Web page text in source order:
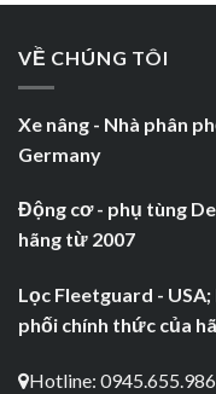
VỀ CHÚNG TÔI
Xe nâng - Nhà phân
Germany
Động cơ - phụ tùng
hãng từ 2007
Lọc Fleetguard -
phối chính thức của
Hotline: 0945.655.986